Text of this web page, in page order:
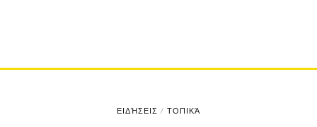
ΕΙΔΉΣΕΙΣ / ΤΟΠΙΚΆ